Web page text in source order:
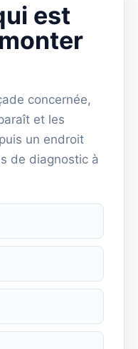
est
concernée,
et les
un endroit
de diagnostic à